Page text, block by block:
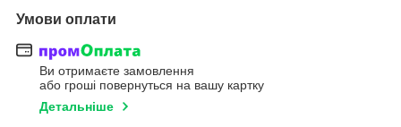
Умови оплати
Ви отримаєте замовлення
або гроші повернуться на вашу картку
Детальніше